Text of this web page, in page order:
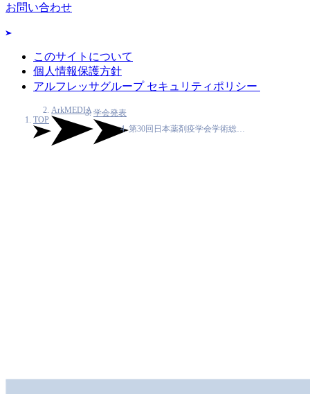
お問い合わせ
このサイトについて
個人情報保護方針
アルフレッサグループ セキュリティポリシー
TOP
ArkMEDIA 学会発表
第30回日本薬剤疫学会学術総…